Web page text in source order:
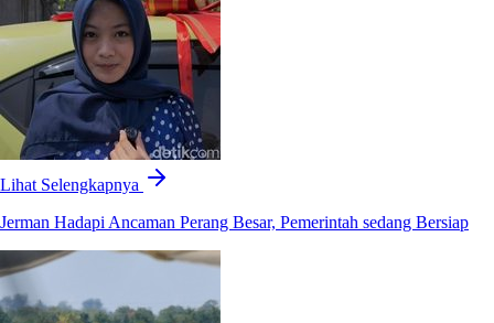
Lihat Selengkapnya
Jerman Hadapi Ancaman Perang Besar, Pemerintah sedang Bersiap